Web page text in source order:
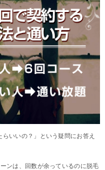
いいの？」という疑問にお答え
ンは、回数が余っているのに脱毛